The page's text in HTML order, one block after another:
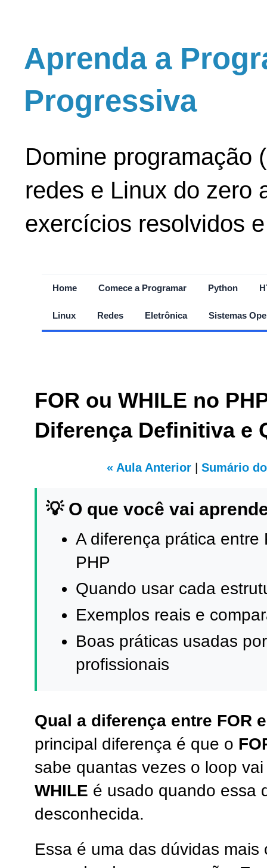
Aprenda a
Progressiva
Domine programação
redes e Linux do zero
exercícios resolvidos
Home Comece a Programar Python
Linux Redes Eletrônica Sistemas
FOR ou WHILE no
Diferença Definitiva e
« Aula Anterior| Sumário
💡 O que você vai
A diferença prática entre
PHP
Quando usar cada
Exemplos reais e
Boas práticas usadas
profissionais
Qual a diferença entre FOR
principal diferença é que o
sabe quantas vezes o loop
WHILE é usado quando essa
desconhecida.
Essa é uma das dúvidas